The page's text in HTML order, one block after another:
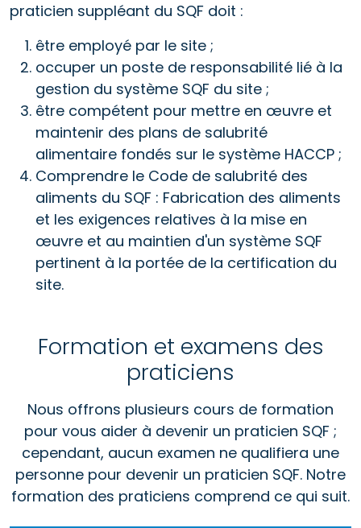
praticien suppléant du SQF doit :
être employé par le site ;
occuper un poste de responsabilité lié à la
gestion du système SQF du site ;
être compétent pour mettre en œuvre et
maintenir des plans de salubrité
alimentaire fondés sur le système HACCP ;
Comprendre le Code de salubrité des
aliments du SQF : Fabrication des aliments
et les exigences relatives à la mise en
œuvre et au maintien d'un système SQF
pertinent à la portée de la certification du
site.
Formation et examens des
praticiens
Nous offrons plusieurs cours de formation
pour vous aider à devenir un praticien SQF ;
cependant, aucun examen ne qualifiera une
personne pour devenir un praticien SQF. Notre
formation des praticiens comprend ce qui suit.